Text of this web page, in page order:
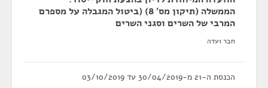
הממשלה (תיקון מס' 8) (ביטול המגבלה על מספרם
המרבי של השרים וסגני השרים
חבר ועדה
הכנסת ה-21 מ-30/04/2019 עד 03/10/2019